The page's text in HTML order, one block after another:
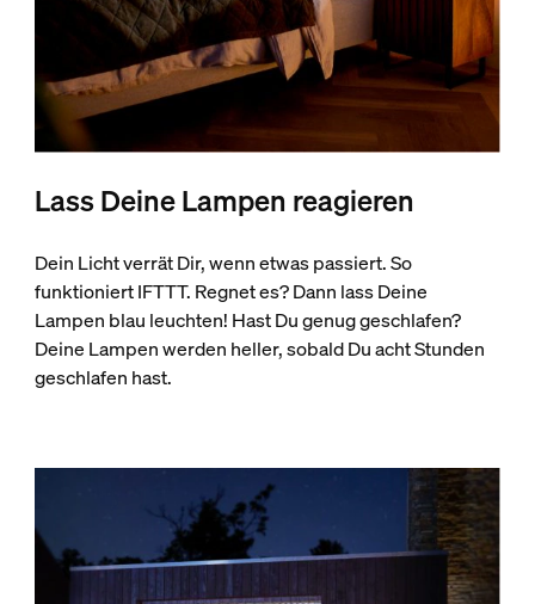
Lass Deine Lampen reagieren
Dein Licht verrät Dir, wenn etwas passiert. So
funktioniert IFTTT. Regnet es? Dann lass Deine
Lampen blau leuchten! Hast Du genug geschlafen?
Deine Lampen werden heller, sobald Du acht Stunden
geschlafen hast.